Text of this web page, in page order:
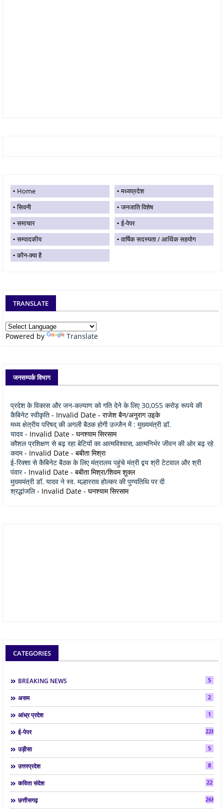
Home
मध्यप्रदेश
सिवनी
जनजाति विशेष
समाचार
ई-पेपर
सम्पादकीय
वार्षिक सदस्यता / आर्थिक सहयोग
कौन-क्या है
TRANSLATE
Powered by Translate
जनसम्पर्क विभाग
प्रदेश के विकास और जन-कल्याण को गति देने के लिए 30,055 करोड़ रूपये की
कैबिनेट स्वीकृति - Invalid Date - राजेश बैन/अनुराग उइके
मध्य क्षेत्रीय परिषद् की अगली बैठक होगी उज्जैन में : मुख्यमंत्री डॉ.
यादव - Invalid Date - घनश्याम सिरसाम
कौशल प्रशिक्षण से बढ़ रहा बेटियों का आत्मविश्वास, आत्मनिर्भर जीवन की ओर बढ़ रहे
कदम- Invalid Date - बबीता मिश्रा
ई-रिक्शा से कैबिनेट बैठक के लिए मंत्रालय पहुंचे मंत्री द्वय श्री टेटवाल और श्री
पंवार- Invalid Date - बबीता मिश्रा/शिवम शुक्ल
मुख्यमंत्री डॉ. यादव ने स्व. मल्हारराव होल्कर की पुण्यतिथि पर दी
श्रद्धांजलि- Invalid Date - घनश्याम सिरसाम
CATEGORIES
BREAKING NEWS 5
असम 2
आंध्र प्रदेश 1
ई-पेपर 2286
उड़ीसा 5
उत्तरप्रदेश 8
कविता संदेश 22
छत्तीसगढ़ 268